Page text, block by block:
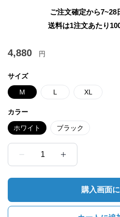
ご注文確定から7~28
送料は1注文あたり
4,880 円
サイズ
M L XL
カラー
ホワイト ブラック
1
購入画面